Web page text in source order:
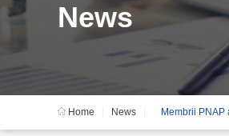
News
Home News Membrii